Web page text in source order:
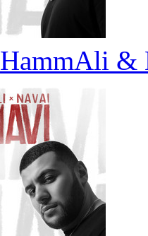
HammAli &